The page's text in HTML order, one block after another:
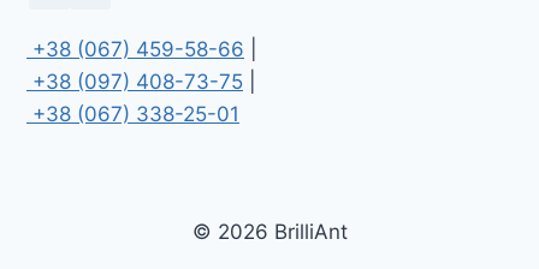
+38 (067) 459-58-66
+38 (097) 408-73-75
+38 (067) 338-25-01
© 2026 BrilliAnt